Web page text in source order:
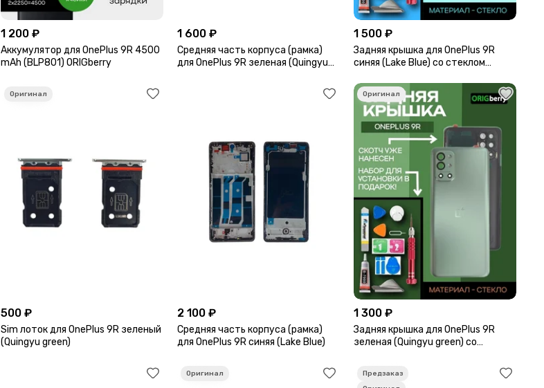
1 200 ₽
Аккумулятор для OnePlus 9R 4500
mAh (BLP801) ORIGberry
1 600 ₽
Средняя часть корпуса (рамка)
для OnePlus 9R зеленая (Quingyu
1 500 ₽
Задняя крышка для OnePlus 9R
синяя (Lake Blue) со стеклом
500 ₽
Sim лоток для OnePlus 9R зеленый
(Quingyu green)
2 100 ₽
Средняя часть корпуса (рамка)
для OnePlus 9R синяя (Lake Blue)
1 300 ₽
Задняя крышка для OnePlus 9R
зеленая (Quingyu green) со